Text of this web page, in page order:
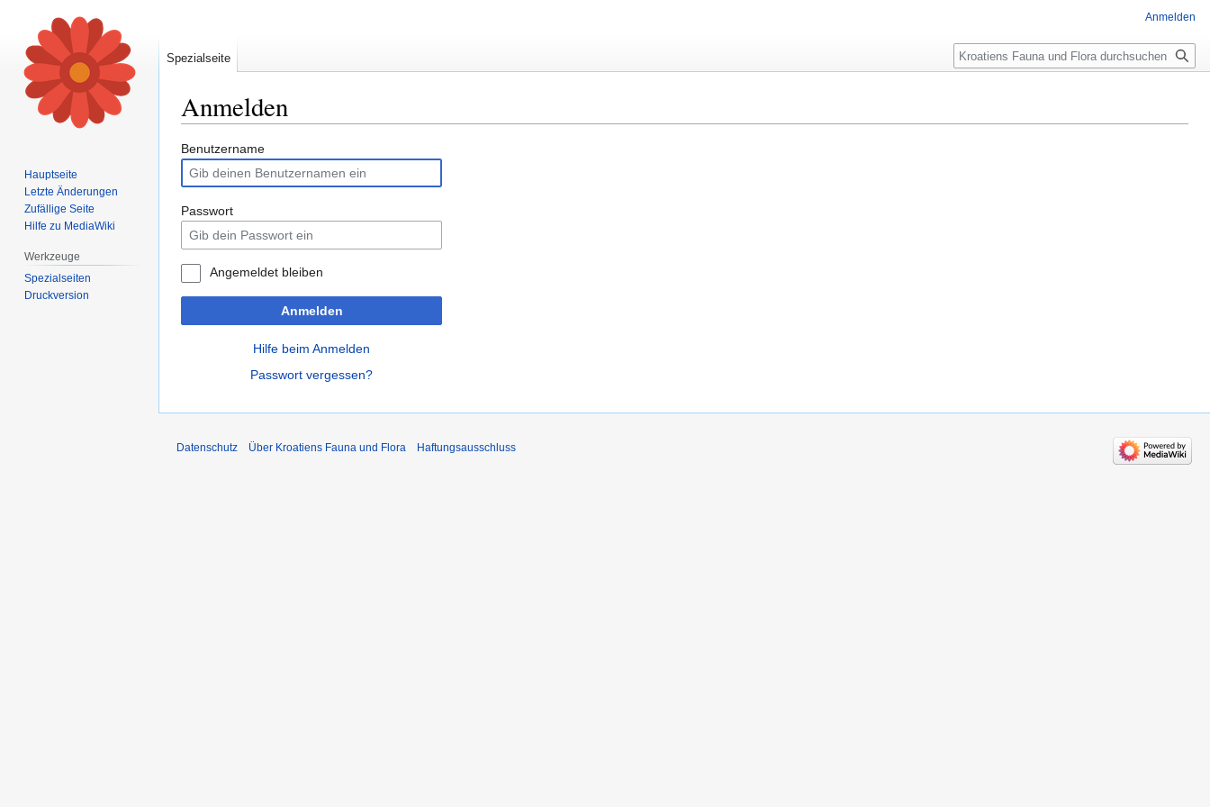
Anmelden
Zur
Navigation
springen
Zur
Suche
springen
Benutzername
Passwort
Angemeldet bleiben
Anmelden
Hilfe beim Anmelden
Passwort vergessen?
Anmelden
Spezialseite Suche
Hauptseite
Letzte Änderungen
Zufällige Seite
Hilfe zu MediaWiki
Werkzeuge
Spezialseiten
Druckversion
Datenschutz Über Kroatiens Fauna und Flora Haftungsausschluss